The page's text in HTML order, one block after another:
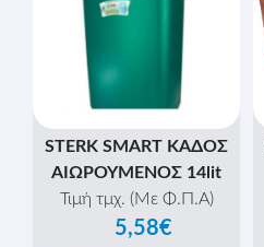
STERK SMART ΚΑΔΟΣ
ΑΙΩΡΟΥΜΕΝΟΣ 14lit
Τιμή τμχ. (Με Φ.Π.Α)
5,58€